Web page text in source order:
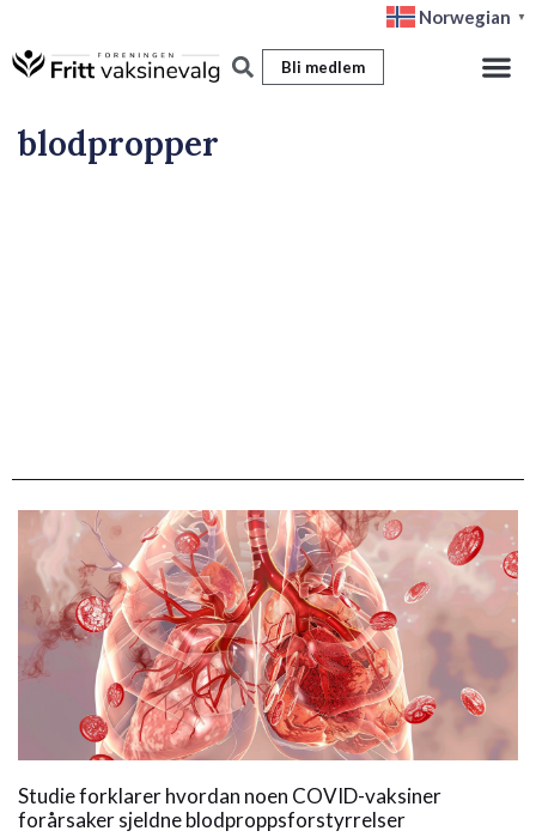
til
Norwegian ▼
Bli medlem
blodpropper
Studie forklarer hvordan noen COVID-vaksiner
forårsaker sjeldne blodproppsforstyrrelser